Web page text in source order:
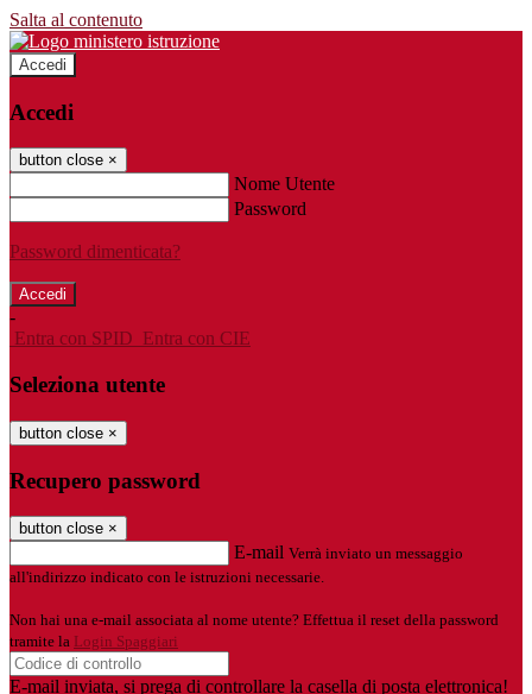
Salta al contenuto
Accedi
Accedi
button close ×
Nome Utente
Password
Password dimenticata?
-
Entra con SPID Entra con CIE
Seleziona utente
button close ×
Recupero password
button close ×
E-mail Verrà inviato un messaggio
all'indirizzo indicato con le istruzioni necessarie.
Non hai una e-mail associata al nome utente? Effettua il reset della password
tramite la Login Spaggiari
E-mail inviata, si prega di controllare la casella di posta elettronica!